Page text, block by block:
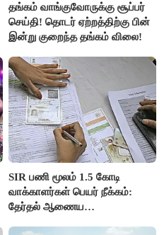
தங்கம் வாங்குவோருக்கு சூப்பர்
செய்தி! தொடர் ஏற்றத்திற்கு பின்
இன்று குறைந்த தங்கம் விலை!
SIR பணி மூலம் 1.5 கோடி
வாக்காளர்கள் பெயர் நீக்கம்:
தேர்தல் ஆணைய